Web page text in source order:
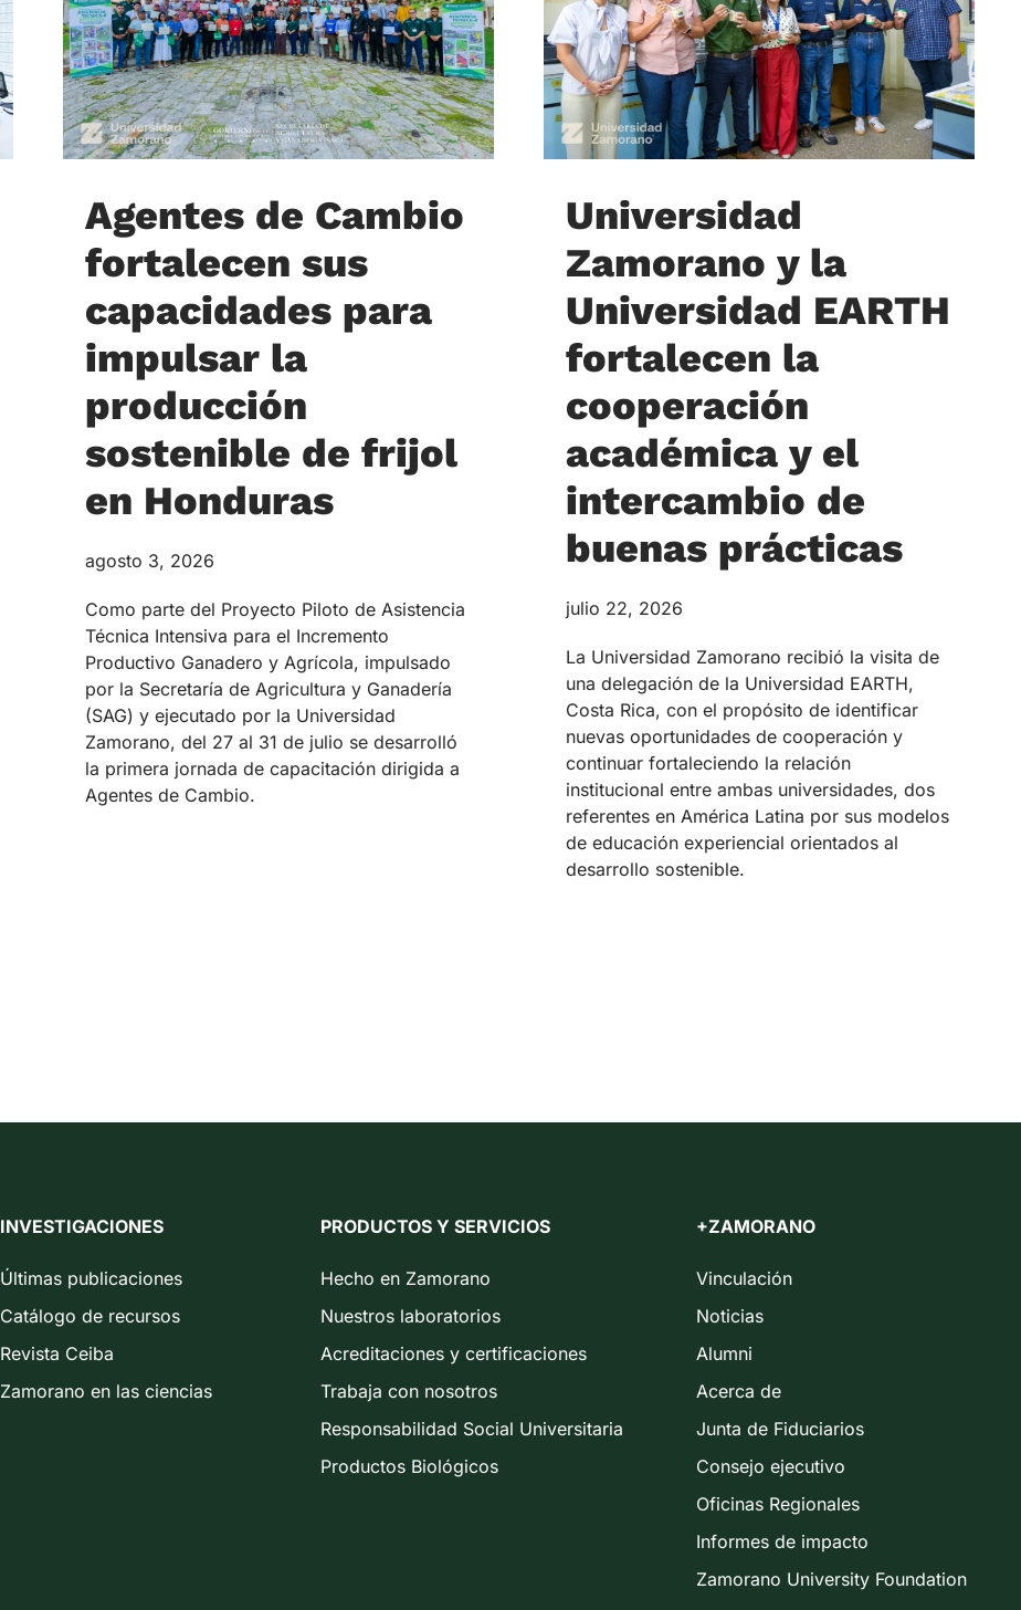
Agentes de Cambio
fortalecen sus
capacidades para
impulsar la
producción
sostenible de frijol
en Honduras
agosto 3, 2026
Como parte del Proyecto Piloto de Asistencia
Técnica Intensiva para el Incremento
Productivo Ganadero y Agrícola, impulsado
por la Secretaría de Agricultura y Ganadería
(SAG) y ejecutado por la Universidad
Zamorano, del 27 al 31 de julio se desarrolló
la primera jornada de capacitación dirigida a
Agentes de Cambio.
Universidad
Zamorano y la
Universidad EARTH
fortalecen la
cooperación
académica y el
intercambio de
buenas prácticas
julio 22, 2026
La Universidad Zamorano recibió la visita de
una delegación de la Universidad EARTH,
Costa Rica, con el propósito de identificar
nuevas oportunidades de cooperación y
continuar fortaleciendo la relación
institucional entre ambas universidades, dos
referentes en América Latina por sus modelos
de educación experiencial orientados al
desarrollo sostenible.
INVESTIGACIONES
Últimas publicaciones
Catálogo de recursos
Revista Ceiba
Zamorano en las ciencias
PRODUCTOS Y SERVICIOS
Hecho en Zamorano
Nuestros laboratorios
Acreditaciones y certificaciones
Trabaja con nosotros
Responsabilidad Social Universitaria
Productos Biológicos
+ZAMORANO
Vinculación
Noticias
Alumni
Acerca de
Junta de Fiduciarios
Consejo ejecutivo
Oficinas Regionales
Informes de impacto
Zamorano University Foundation